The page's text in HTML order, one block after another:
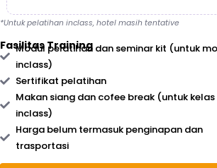
*Untuk pelatihan inclass, hotel masih tentative
Fasilitas Training
Modul pelatihan dan seminar kit (untuk
inclass)
Sertifikat pelatihan
Makan siang dan cofee break (untuk kelas
inclass)
Harga belum termasuk penginapan dan
trasportasi